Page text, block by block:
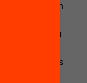
barris d’un
amb
urbanística
de
de Greuges